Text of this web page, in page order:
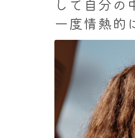
して自分の
一度情熱的